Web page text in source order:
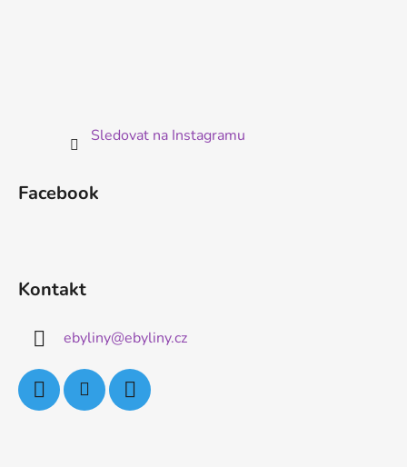
Sledovat na Instagramu
Facebook
Kontakt
ebyliny@ebyliny.cz